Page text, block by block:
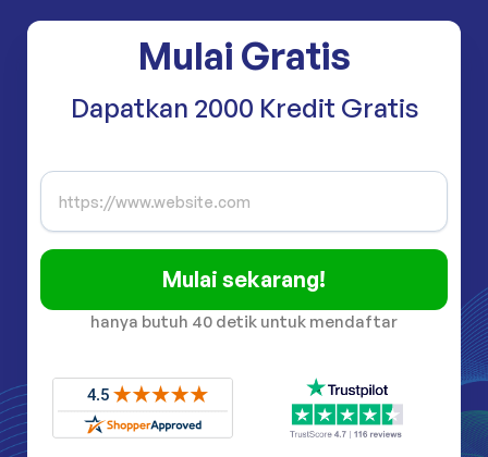
Mulai Gratis
Dapatkan 2000 Kredit Gratis
Mulai sekarang!
hanya butuh 40 detik untuk mendaftar